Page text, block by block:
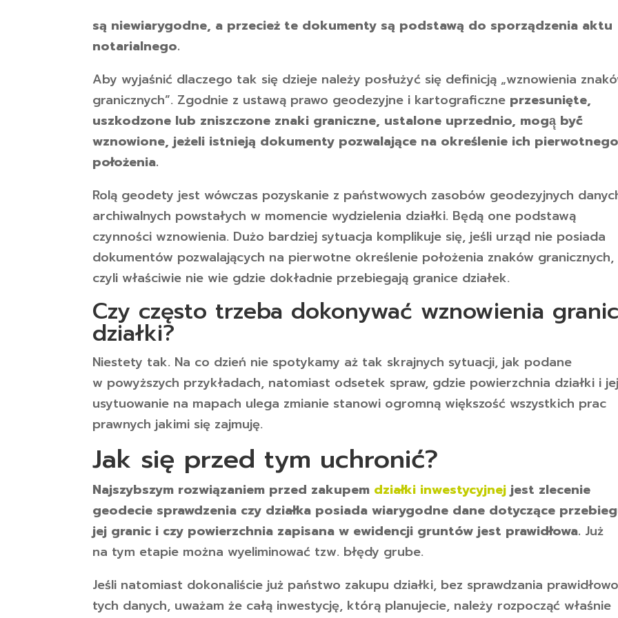
są niewiarygodne, a przecież te dokumenty są podstawą do sporządzenia aktu
notarialnego.
Aby wyjaśnić dlaczego tak się dzieje należy posłużyć się definicją „wznowienia
granicznych”. Zgodnie z ustawą prawo geodezyjne i kartograficzne przesunięte,
uszkodzone lub zniszczone znaki graniczne, ustalone uprzednio, mogą̨ być́
wznowione, jeżeli istnieją dokumenty pozwalające na określenie ich pierwotnego
położenia.
Rolą geodety jest wówczas pozyskanie z państwowych zasobów geodezyjnych
archiwalnych powstałych w momencie wydzielenia działki. Będą one podstawą
czynności wznowienia. Dużo bardziej sytuacja komplikuje się, jeśli urząd nie posiada
dokumentów pozwalających na pierwotne określenie położenia znaków granicznych,
czyli właściwie nie wie gdzie dokładnie przebiegają granice działek.
Czy często trzeba dokonywać wznowienia granic
działki?
Niestety tak. Na co dzień nie spotykamy aż tak skrajnych sytuacji, jak podane
w powyższych przykładach, natomiast odsetek spraw, gdzie powierzchnia działki i jej
usytuowanie na mapach ulega zmianie stanowi ogromną większość wszystkich prac
prawnych jakimi się zajmuję.
Jak się przed tym uchronić?
Najszybszym rozwiązaniem przed zakupem działki inwestycyjnejjest zlecenie
geodecie sprawdzenia czy działka posiada wiarygodne dane dotyczące
jej granic i czy powierzchnia zapisana w ewidencji gruntów jest prawidłowa. Już
na tym etapie można wyeliminować tzw. błędy grube.
Jeśli natomiast dokonaliście już państwo zakupu działki, bez sprawdzania
tych danych, uważam że całą inwestycję, którą planujecie, należy rozpocząć właśnie